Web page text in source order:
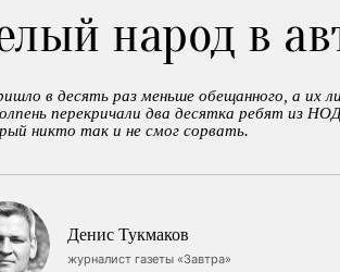
народ в
в десять раз меньше обещанного, а их
перекричали два десятка ребят из
никто так и не смог сорвать.
Денис Тукмаков
журналист газеты «Завтра»